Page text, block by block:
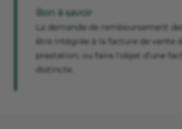
Bon à savoir
La demande de remboursement
être intégrée à la facture de vente
prestation, ou faire l’objet d’une
distincte.